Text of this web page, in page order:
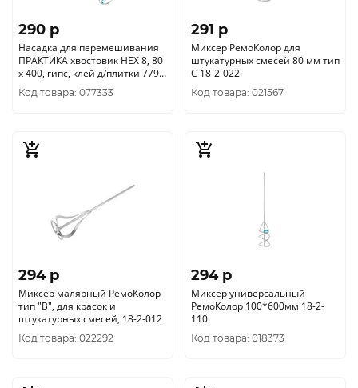
290 p
Насадка для перемешивания
ПРАКТИКА хвостовик НЕХ 8, 80
х 400, гипс, клей д/плитки 779-
493
Код товара: 077333
291 p
Миксер РемоКолор для
штукатурных смесей 80 мм тип
С 18-2-022
Код товара: 021567
294 p
Миксер малярный РемоКолор
тип "В", для красок и
штукатурных смесей, 18-2-012
Код товара: 022292
294 p
Миксер универсальный
РемоКолор 100*600мм 18-2-
110
Код товара: 018373